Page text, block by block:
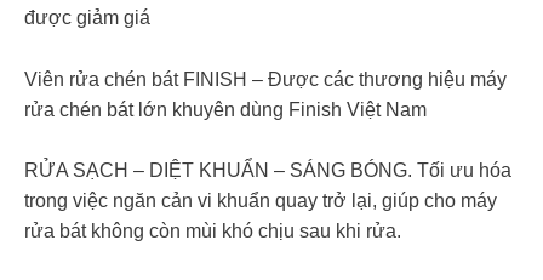
được giảm giá
Viên rửa chén bát FINISH – Được các thương hiệu máy
rửa chén bát lớn khuyên dùng Finish Việt Nam
RỬA SẠCH – DIỆT KHUẨN – SÁNG BÓNG. Tối ưu hóa
trong việc ngăn cản vi khuẩn quay trở lại, giúp cho máy
rửa bát không còn mùi khó chịu sau khi rửa.